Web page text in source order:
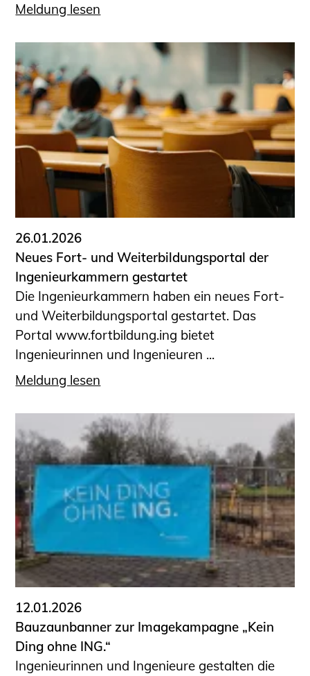
Meldung lesen
26.01.2026
Neues Fort- und Weiterbildungsportal der
Ingenieurkammern gestartet
Die Ingenieurkammern haben ein neues Fort-
und Weiterbildungsportal gestartet. Das
Portal www.fortbildung.ing bietet
Ingenieurinnen und Ingenieuren ...
Meldung lesen
12.01.2026
Bauzaunbanner zur Imagekampagne „Kein
Ding ohne ING.“
Ingenieurinnen und Ingenieure gestalten die